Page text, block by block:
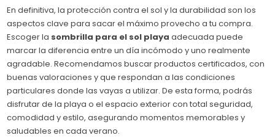
En definitiva, la protección contra el sol y la durabilidad son los
aspectos clave para sacar el máximo provecho a tu compra.
Escoger la sombrilla para el sol playa adecuada puede
marcar la diferencia entre un día incómodo y uno realmente
agradable. Recomendamos buscar productos certificados, con
buenas valoraciones y que respondan a las condiciones
particulares donde las vayas a utilizar. De esta forma, podrás
disfrutar de la playa o el espacio exterior con total seguridad,
comodidad y estilo, asegurando momentos memorables y
saludables en cada verano.